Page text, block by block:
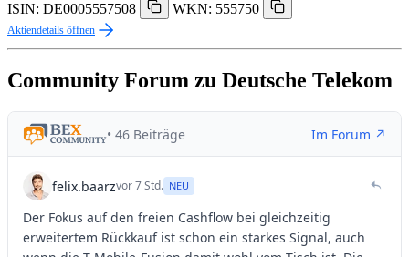
ISIN: DE0005557508
WKN: 555750
Aktiendetails öffnen
Community Forum zu Deutsche Telekom